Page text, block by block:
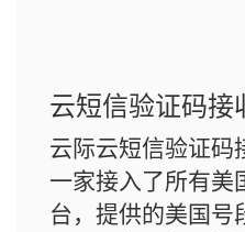
云短信验证码接
云际云短信验证码
一家接入了所有美
台，提供的美国号